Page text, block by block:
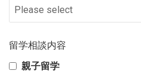
留学相談内容
親子留学